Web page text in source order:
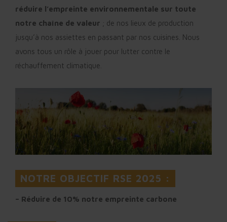
réduire l’empreinte environnementale sur toute
notre chaîne de valeur ; de nos lieux de production
jusqu’à nos assiettes en passant par nos cuisines. Nous
avons tous un rôle à jouer pour lutter contre le
réchauffement climatique.
NOTRE OBJECTIF RSE 2025 :
– Réduire de 10% notre empreinte carbone